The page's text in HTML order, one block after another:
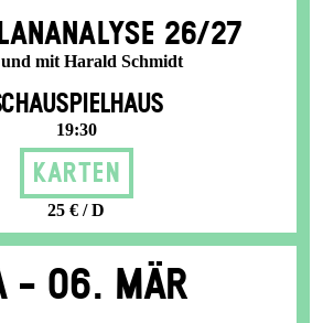
26/27
mit Harald Schmidt
19:30
Karten
25 € / D
- 06. Mär